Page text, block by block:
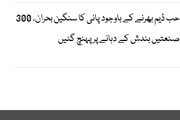
حب ڈیم بھرنے کے باوجود پانی کا سنگین بحران، 300
صنعتیں بندش کے دہانے پر پہنچ گئیں